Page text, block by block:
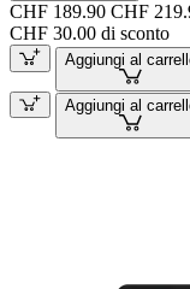
CHF 189.90 CHF
CHF 30.00 di sconto
Aggiungi al
Aggiungi al